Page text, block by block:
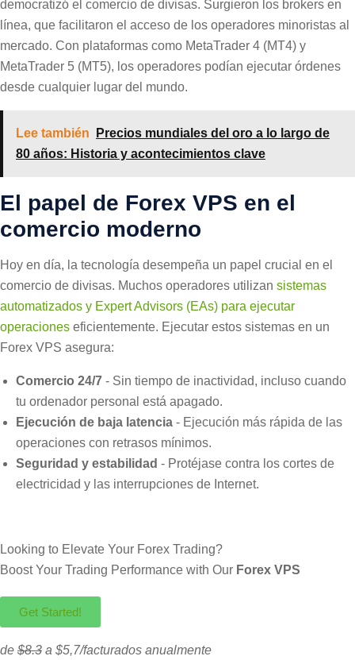
democratizó el comercio de divisas. Surgieron los brokers en
línea, que facilitaron el acceso de los operadores minoristas al
mercado. Con plataformas como MetaTrader 4 (MT4) y
MetaTrader 5 (MT5), los operadores podían ejecutar órdenes
desde cualquier lugar del mundo.
Lee también
Precios mundiales del oro a lo largo de
80 años: Historia y acontecimientos clave
El papel de Forex VPS en el
comercio moderno
Hoy en día, la tecnología desempeña un papel crucial en el
comercio de divisas. Muchos operadores utilizan sistemas
automatizados y Expert Advisors (EAs) para ejecutar
operaciones eficientemente. Ejecutar estos sistemas en un
Forex VPS asegura:
Comercio 24/7 - Sin tiempo de inactividad, incluso cuando
tu ordenador personal está apagado.
Ejecución de baja latencia - Ejecución más rápida de las
operaciones con retrasos mínimos.
Seguridad y estabilidad - Protéjase contra los cortes de
electricidad y las interrupciones de Internet.
Looking to Elevate Your Forex Trading?
Boost Your Trading Performance with Our Forex VPS
Get Started!
de $8.3 a $5,7/facturados anualmente